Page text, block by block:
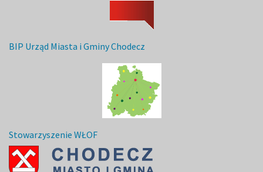
BIP Urząd Miasta i Gminy Chodecz
Stowarzyszenie WŁOF